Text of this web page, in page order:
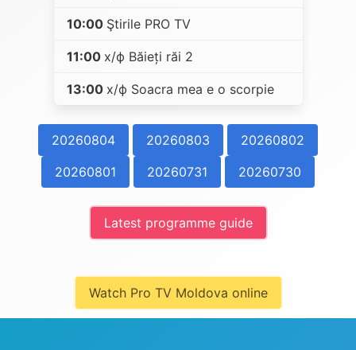
10:00 Ştirile PRO TV
11:00 х/ф Băieți răi 2
13:00 х/ф Soacra mea e o scorpie
20260804 20260803
20260802
20260801
20260731 20260730
Latest programme guide
Watch Pro TV Moldova online